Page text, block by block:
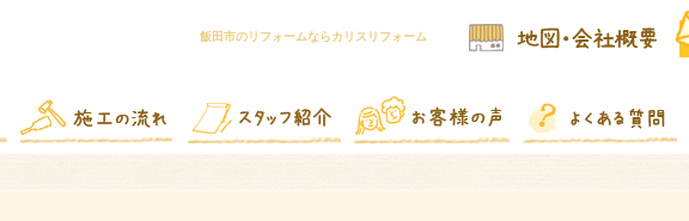
飯田市のリフォームならカリスリフォーム